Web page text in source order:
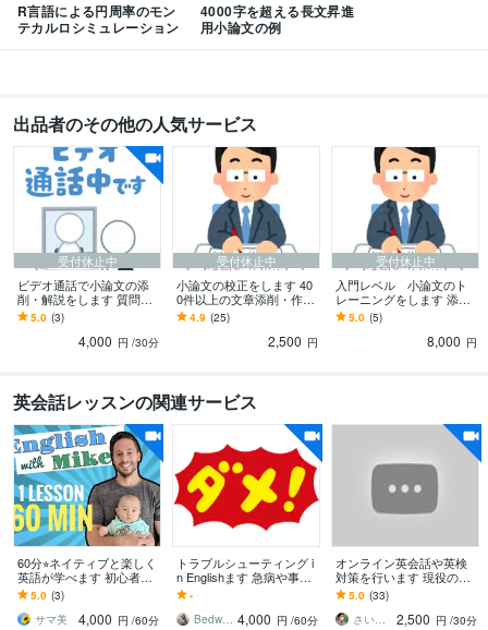
R言語による円周率のモン
テカルロシミュレーション
4000字を超える長文昇進
用小論文の例
出品者のその他の人気サービス
受付休止中
ビデオ通話で小論文の添
削・解説をします 質問や
疑問をすぐに解消できる
ビデオ通話付き
5.0 (3)
4,000 円 /30分
受付休止中
小論文の校正をします 40
0件以上の文章添削・作成
を手掛けたプロによる校
正
4.9 (25)
2,500 円
受付休止中
入門レベル 小論文のト
レーニングをします 添削3
本付き！小論文の書き方
のトレーニングをします
5.0 (5)
8,000 円
英会話レッスンの関連サービス
60分⭐︎ネイティブと楽しく
英語が学べます 初心者
も、ビジネス英会話も、
英検対策にも対応可能！
5.0 (3)
サマ美
4,000 円 /60分
トラブルシューティング i
n Englishます 急病や事
件、差別表現などトラブ
ルを回避する英語を教え
ます
-
Bedwards13 4,000 円 /60分
オンライン英会話や英検
対策を行います 現役のオ
ンライン英会話講師で元
小学校教師のプロが教え
ます‼︎
5.0 (33)
さいやん0202
2,500 円 /30分